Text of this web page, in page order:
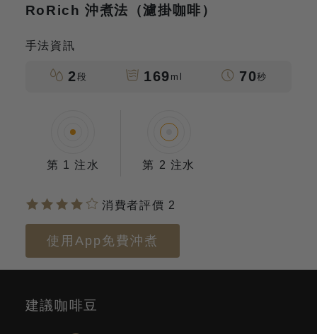
RoRich 沖煮法（濾掛咖啡）
手法資訊
2段 169 ml 70秒
第 1 注水 第 2 注水
消費者評價 2
使用App免費沖煮
建議咖啡豆